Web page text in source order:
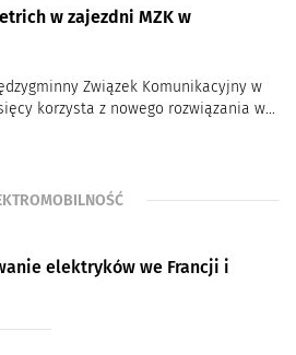
w zajezdni MZK w
Związek Komunikacyjny w
korzysta z nowego rozwiązania w...
elektryków we Francji i